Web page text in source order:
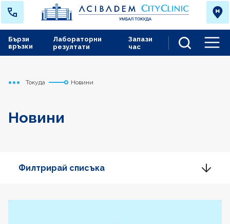
Лабораторни
резултати
Запази
час
Бързи
връзки
Начало
Токуда Новини
Новини
Филтрирай списъка